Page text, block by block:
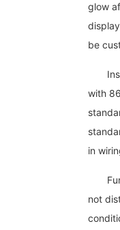
glow
be
with
in
not